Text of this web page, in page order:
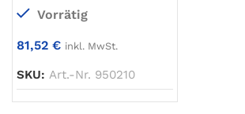
Vorrätig
81,52 € inkl. MwSt.
SKU: Art.-Nr. 950210